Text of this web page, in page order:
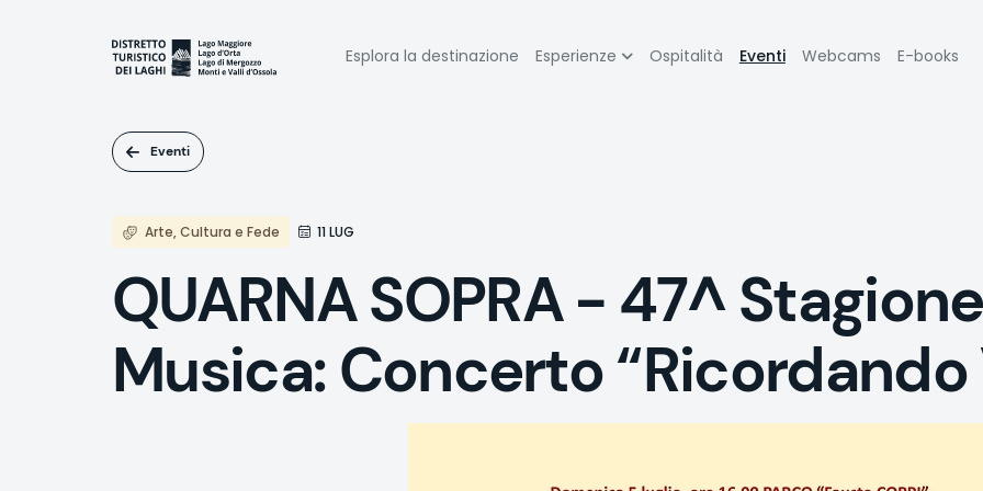
Navigazione
Esplora la destinazione Esperienze Ospitalità Eventi Webcams E-books
Eventi
Arte, Cultura e Fede 11 LUG
QUARNA SOPRA - 47^
Musica: Concerto “Ricordando